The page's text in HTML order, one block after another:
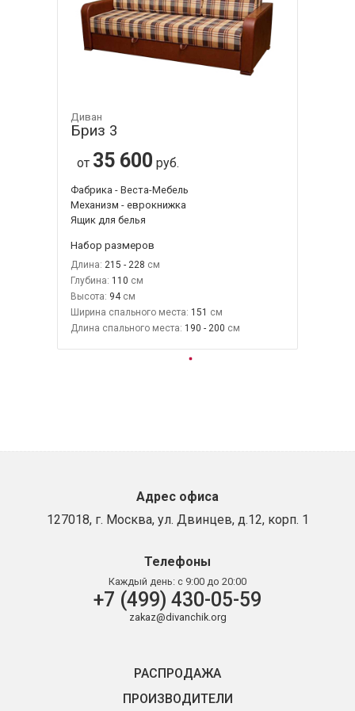
Диван
Бриз 3
от 35 600 руб.
Фабрика - Веста-Мебель
Механизм - еврокнижка
Ящик для белья
Набор размеров
Длина: 215 - 228
Глубина: 110
Высота: 94
Ширина спального места: 151
Длина спального места: 190 - 200
Адрес офиса
127018, г. Москва, ул. Двинцев, д.12, корп. 1
Телефоны
Каждый день: с 9:00 до 20:00
+7 (499) 430-05-59
zakaz@divanchik.org
РАСПРОДАЖА
ПРОИЗВОДИТЕЛИ